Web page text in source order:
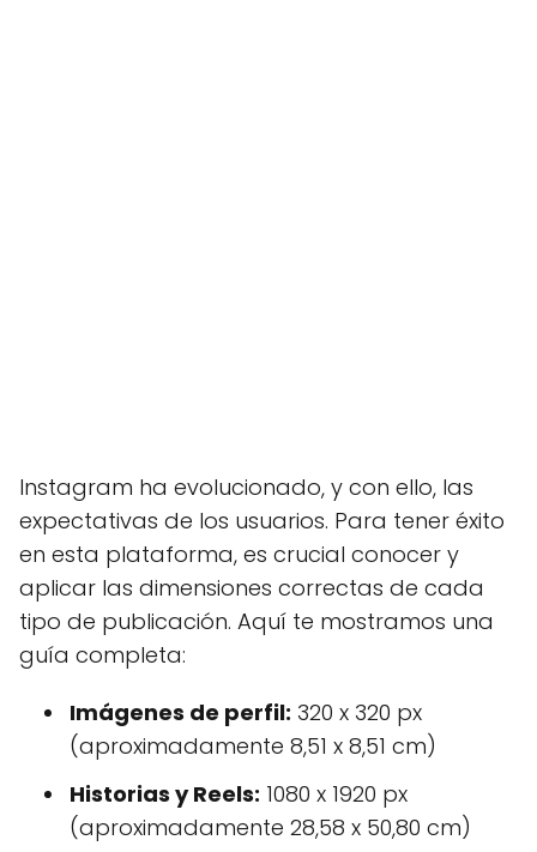
Instagram ha evolucionado, y con ello, las
expectativas de los usuarios. Para tener éxito
en esta plataforma, es crucial conocer y
aplicar las dimensiones correctas de cada
tipo de publicación. Aquí te mostramos una
guía completa:
Imágenes de perfil: 320 x 320 px
(aproximadamente 8,51 x 8,51 cm)
Historias y Reels: 1080 x 1920 px
(aproximadamente 28,58 x 50,80 cm)